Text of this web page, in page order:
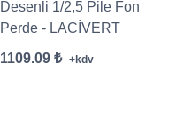
Desenli 1/2,5 Pile Fon
Perde - LACİVERT
1109.09 ₺ +kdv